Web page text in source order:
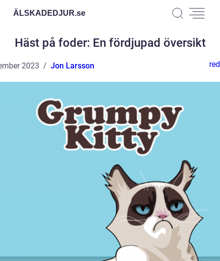
ÄLSKADEDJUR.se
Häst på foder: En fördjupad översikt
2023 Jon Larsson